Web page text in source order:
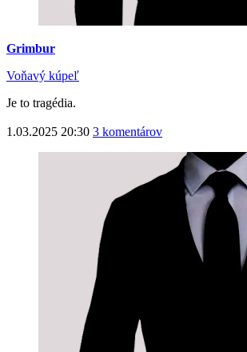
Grimbur
Voňavý kúpeľ
Je to tragédia.
1.03.2025 20:30 3 komentárov